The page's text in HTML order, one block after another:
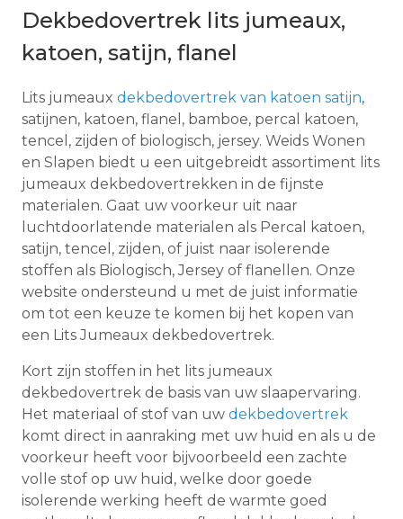
Dekbedovertrek lits jumeaux,
katoen, satijn, flanel
Lits jumeaux dekbedovertrek van katoen satijn,
satijnen, katoen, flanel, bamboe, percal katoen,
tencel, zijden of biologisch, jersey. Weids Wonen
en Slapen biedt u een uitgebreidt assortiment lits
jumeaux dekbedovertrekken in de fijnste
materialen. Gaat uw voorkeur uit naar
luchtdoorlatende materialen als Percal katoen,
satijn, tencel, zijden, of juist naar isolerende
stoffen als Biologisch, Jersey of flanellen. Onze
website ondersteund u met de juist informatie
om tot een keuze te komen bij het kopen van
een Lits Jumeaux dekbedovertrek.
Kort zijn stoffen in het lits jumeaux
dekbedovertrek de basis van uw slaapervaring.
Het materiaal of stof van uw dekbedovertrek
komt direct in aanraking met uw huid en als u de
voorkeur heeft voor bijvoorbeeld een zachte
volle stof op uw huid, welke door goede
isolerende werking heeft de warmte goed